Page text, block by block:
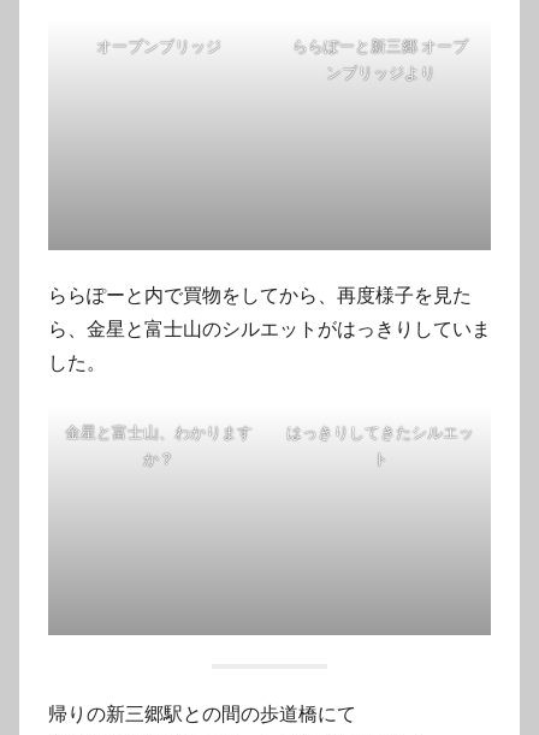
オープンブリッジ
ららぽーと新三郷 オープ
ンブリッジより
ららぽーと内で買物をしてから、再度様子を見た
ら、金星と富士山のシルエットがはっきりしていま
した。
金星と富士山、わかります
か？
はっきりしてきたシルエッ
ト
帰りの新三郷駅との間の歩道橋にて